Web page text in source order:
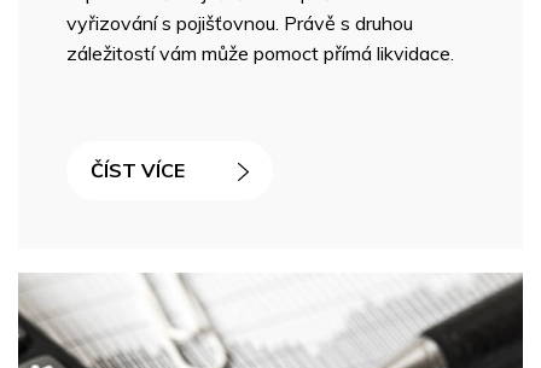
vyřizování s pojišťovnou. Právě s druhou
záležitostí vám může pomoct přímá likvidace.
ČÍST VÍCE